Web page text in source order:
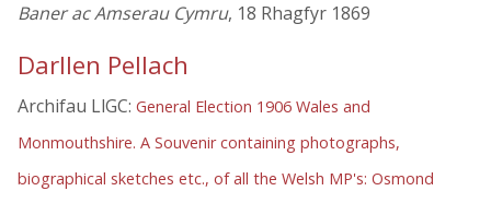
Baner ac Amserau Cymru, 18 Rhagfyr 1869
Darllen Pellach
Archifau LlGC: General Election 1906 Wales and
Monmouthshire. A Souvenir containing photographs,
biographical sketches etc., of all the Welsh MP's: Osmond